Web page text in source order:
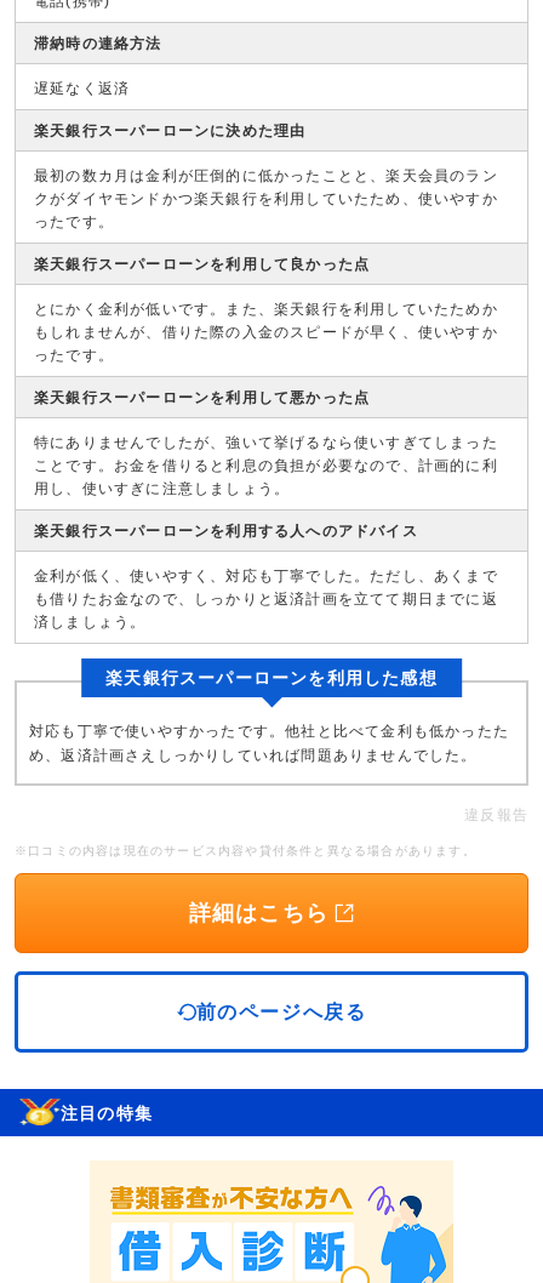
滞納時の連絡方法
遅延なく返済
楽天銀行スーパーローンに決めた理由
最初の数カ月は金利が圧倒的に低かったことと、楽天会員のラン
クがダイヤモンドかつ楽天銀行を利用していたため、使いやすか
ったです。
楽天銀行スーパーローンを利用して良かった点
とにかく金利が低いです。また、楽天銀行を利用していたためか
もしれませんが、借りた際の入金のスピードが早く、使いやすか
ったです。
楽天銀行スーパーローンを利用して悪かった点
特にありませんでしたが、強いて挙げるなら使いすぎてしまった
ことです。お金を借りると利息の負担が必要なので、計画的に利
用し、使いすぎに注意しましょう。
楽天銀行スーパーローンを利用する人へのアドバイス
金利が低く、使いやすく、対応も丁寧でした。ただし、あくまで
も借りたお金なので、しっかりと返済計画を立てて期日までに返
済しましょう。
楽天銀行スーパーローンを利用した感想
対応も丁寧で使いやすかったです。他社と比べて金利も低かったた
め、返済計画さえしっかりしていれば問題ありませんでした。
違反報告
※口コミの内容は現在のサービス内容や貸付条件と異なる場合があります。
詳細はこちら
前のページへ戻る
注目の特集